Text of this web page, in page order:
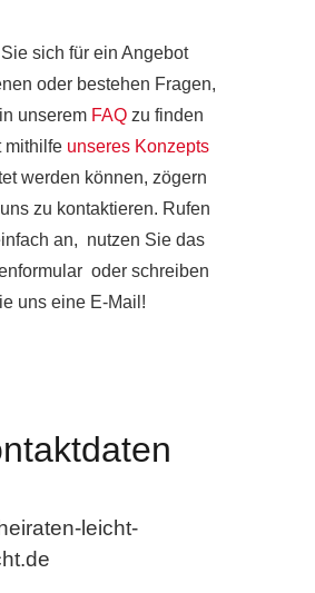
sich für ein Angebot
oder bestehen Fragen,
unserem FAQ zu finden
mithilfe unseres Konzepts
werden können, zögern
zu kontaktieren. Rufen
an, nutzen Sie das
oder schreiben
uns eine E-Mail!
leicht-